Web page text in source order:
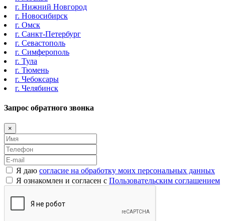
г. Нижний Новгород
г. Новосибирск
г. Омск
г. Санкт-Петербург
г. Севастополь
г. Симферополь
г. Тула
г. Тюмень
г. Чебоксары
г. Челябинск
Запрос обратного звонка
×
Я даю согласие на обработку моих персональных данных
Я ознакомлен и согласен с Пользовательским соглашением